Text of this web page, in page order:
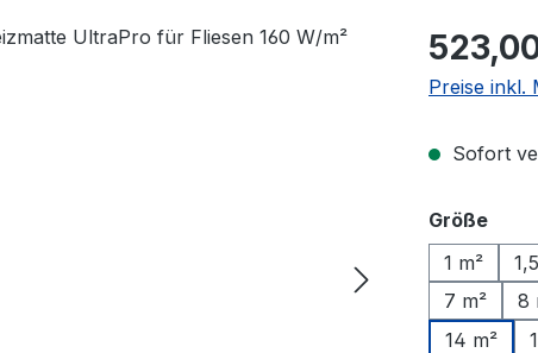
Regulärer
Preise inkl.
Sofort
Größe
1 m²
7 m²
8
14 m²